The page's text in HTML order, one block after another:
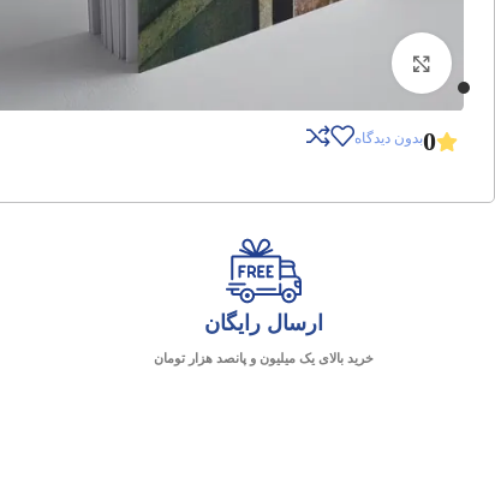
0بدون دیدگاه
ارسال رایگان
خرید بالای یک میلیون و پانصد هزار تومان